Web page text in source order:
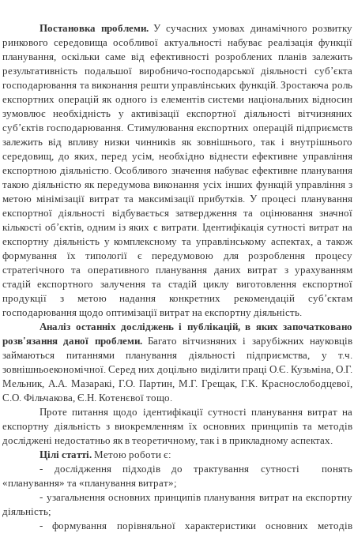
Постановка проблеми.У сучасних умовах динамічного розвитку
ринкового середовища особливої актуальності набуває реалізація функції
планування, оскільки саме від ефективності розроблених планів залежить
результативність подальшої виробничо-господарської діяльності суб’єкта
господарювання та виконання решти управлінських функцій. Зростаюча роль
експортних операцій як одного із елементів системи національних відносин
зумовлює необхідність у активізації експортної діяльності вітчизняних
суб’єктів господарювання. Стимулювання експортних операцій підприємств
залежить від впливу низки чинників як зовнішнього, так і внутрішнього
середовищ, до яких, перед усім, необхідно віднести ефективне управління
експортною діяльністю. Особливого значення набуває ефективне планування
такою діяльністю як передумова виконання усіх інших функцій управління з
метою мінімізації витрат та максимізації прибутків. У процесі планування
експортної діяльності відбувається затвердження та оцінювання значної
кількості об’єктів, одним із яких є витрати. Ідентифікація сутності витрат на
експортну діяльність у комплексному та управлінському аспектах, а також
формування їх типології є передумовою для розроблення процесу
стратегічного та оперативного планування даних витрат з урахуванням
стадій експортного залучення та стадій циклу виготовлення експортної
продукції з метою надання конкретних рекомендацій суб’єктам
господарювання щодо оптимізації витрат на експортну діяльність.
Аналіз останніх досліджень і публікацій, в яких започатковано
розв'язання даної проблеми. Багато вітчизняних і зарубіжних науковців
займаються питаннями планування діяльності підприємства, у т.ч.
зовнішньоекономічної. Серед них доцільно виділити праці О.Є. Кузьміна, О.Г.
Мельник, А.А. Мазаракі, Г.О. Партин, М.Г. Грещак, Г.К. Краснослободцевої,
С.О. Фільчакова, Є.Н. Котенєвої тощо.
Проте питання щодо ідентифікації сутності планування витрат на
експортну діяльність з виокремленням їх основних принципів та методів
досліджені недостатньо як в теоретичному, так і в прикладному аспектах.
Цілі статті. Метою роботи є:
- дослідження підходів до трактування сутності понять
«планування» та «планування витрат»;
- узагальнення основних принципів планування витрат на експортну
діяльність;
- формування порівняльної характеристики основних методів